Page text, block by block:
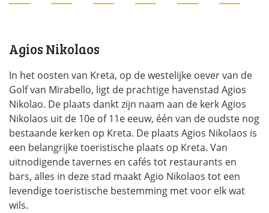
Agios Nikolaos
In het oosten van Kreta, op de westelijke oever van de
Golf van Mirabello, ligt de prachtige havenstad Agios
Nikolao. De plaats dankt zijn naam aan de kerk Agios
Nikolaos uit de 10e of 11e eeuw, één van de oudste nog
bestaande kerken op Kreta. De plaats Agios Nikolaos is
een belangrijke toeristische plaats op Kreta. Van
uitnodigende tavernes en cafés tot restaurants en
bars, alles in deze stad maakt Agio Nikolaos tot een
levendige toeristische bestemming met voor elk wat
wils.